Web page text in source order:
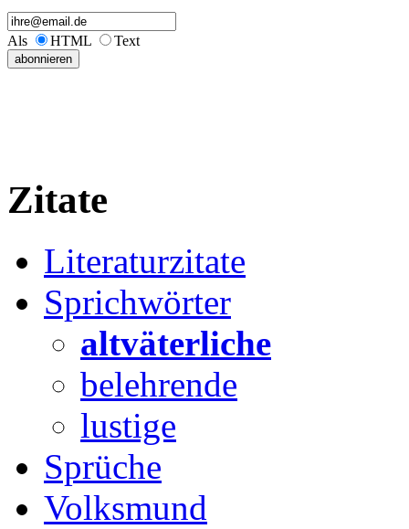
Als HTML Text
Zitate
Literaturzitate
Sprichwörter
altväterliche
belehrende
lustige
Sprüche
Volksmund